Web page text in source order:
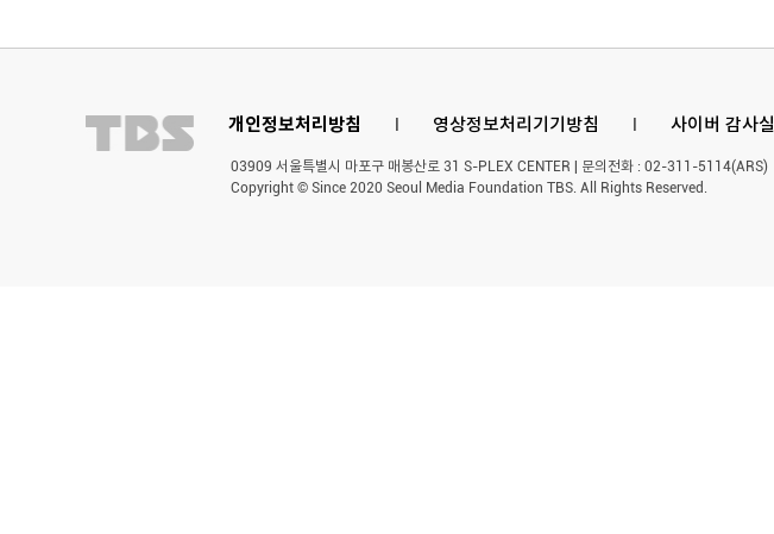
개인정보처리방침 영상정보처리기기방침 사이버 감사실
03909 서울특별시 마포구 매봉산로 31 S-PLEX CENTER | 문의전화 : 02-311-5114(ARS)
Copyright © Since 2020 Seoul Media Foundation TBS. All Rights Reserved.